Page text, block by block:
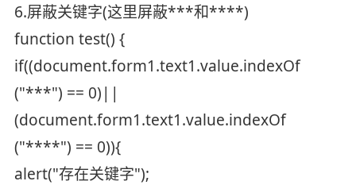
6.屏蔽关键字(这里屏蔽***和****)
function test() {
if((document.form1.text1.value.indexOf
("***") == 0)||
(document.form1.text1.value.indexOf
("****") == 0)){
alert("存在关键字");